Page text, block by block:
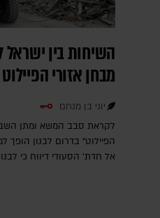
השיחות בין ישראל
מבחן אזורי
יוני בן מנחם
לקראת סבב המשא ומתן
הפיילוט" בדרום לבנון הופך
אל חדת' הסעודי דיווח כי